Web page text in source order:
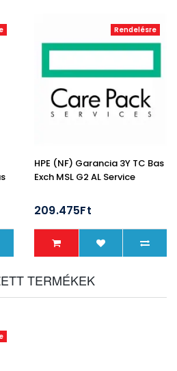
Rendelésre
HPE (NF) Garancia 3Y TC Bas
Exch MSL G2 AL Service
209.475Ft
TERMÉKEK